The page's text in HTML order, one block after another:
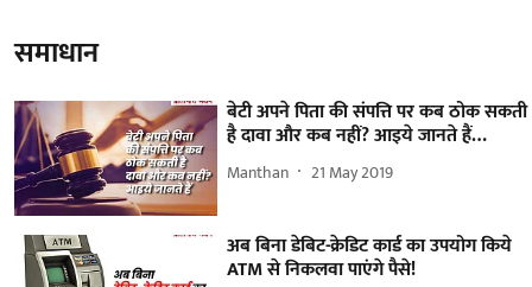
समाधान
बेटी अपने पिता की संपत्ति पर कब ठोक सकती
है दावा और कब नहीं? आइये जानते हैं…
Manthan 21 May 2019
अब बिना डेबिट-क्रेडिट कार्ड का उपयोग किये
ATM से निकलवा पाएंगे पैसे!